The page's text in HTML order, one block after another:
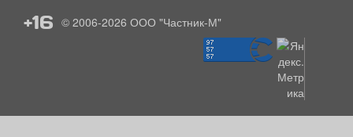
+16 © 2006-2026 ООО "Частник-М"